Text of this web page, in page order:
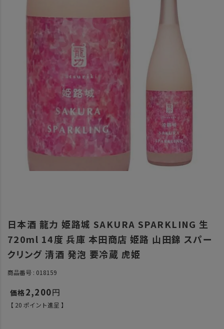
日本酒 龍力 姫路城 SAKURA SPARKLING 生
720ml 14度 兵庫 本田商店 姫路 山田錦 スパー
クリング 清酒 発泡 要冷蔵 虎姫
商品番号 018159
2,200
【 20 ポイント進呈 】